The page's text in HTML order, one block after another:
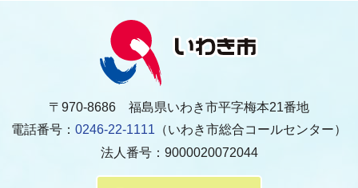
〒970-8686 福島県いわき市平字梅本21番地
電話番号： 0246-22-1111 （いわき市総合コールセンター）
法人番号：9000020072044